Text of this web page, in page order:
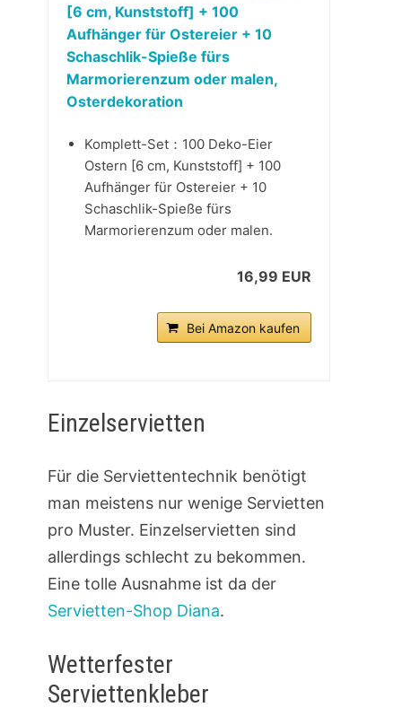
[6 cm, Kunststoff] + 100
Aufhänger für Ostereier + 10
Schaschlik-Spieße fürs
Marmorierenzum oder malen,
Osterdekoration
Komplett-Set：100 Deko-Eier
Ostern [6 cm, Kunststoff] + 100
Aufhänger für Ostereier + 10
Schaschlik-Spieße fürs
Marmorierenzum oder malen.
16,99 EUR
Bei Amazon kaufen
Einzelservietten
Für die Serviettentechnik benötigt
man meistens nur wenige Servietten
pro Muster. Einzelservietten sind
allerdings schlecht zu bekommen.
Eine tolle Ausnahme ist da der
Servietten-Shop Diana.
Wetterfester
Serviettenkleber